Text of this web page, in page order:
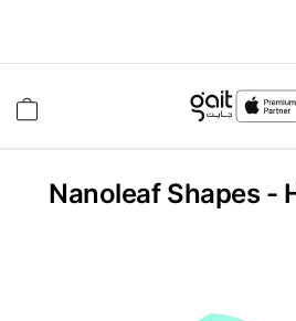
Nanoleaf Shapes -